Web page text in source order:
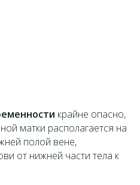
крайне опасно,
матки располагается на
полой вене,
от нижней части тела к